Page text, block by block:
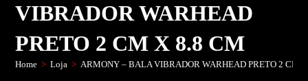
VIBRADOR WARHEAD
PRETO 2 CM X 8.8 CM
Home > Loja > ARMONY – BALA VIBRADOR WARHEAD PRETO 2 CM